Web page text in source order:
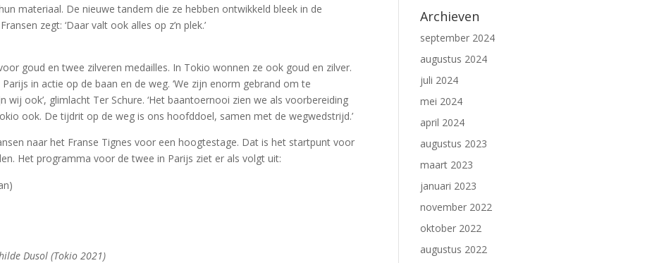
materiaal. De nieuwe tandem die ze hebben ontwikkeld bleek in de
zegt: ‘Daar valt ook alles op z’n plek.’
goud en twee zilveren medailles. In Tokio wonnen ze ook goud en zilver.
in actie op de baan en de weg. ‘We zijn enorm gebrand om te
ook’, glimlacht Ter Schure. ‘Het baantoernooi zien we als voorbereiding
ook. De tijdrit op de weg is ons hoofddoel, samen met de wegwedstrijd.’
naar het Franse Tignes voor een hoogtestage. Dat is het startpunt voor
Het programma voor de twee in Parijs ziet er als volgt uit:
Dusol (Tokio 2021)
Archieven
september 2024
augustus 2024
juli 2024
mei 2024
april 2024
augustus 2023
maart 2023
januari 2023
november 2022
oktober 2022
augustus 2022